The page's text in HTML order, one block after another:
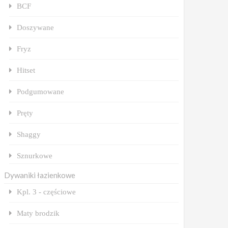
BCF
Doszywane
Fryz
Hitset
Podgumowane
Pręty
Shaggy
Sznurkowe
Dywaniki łazienkowe
Kpl. 3 - częściowe
Maty brodzik